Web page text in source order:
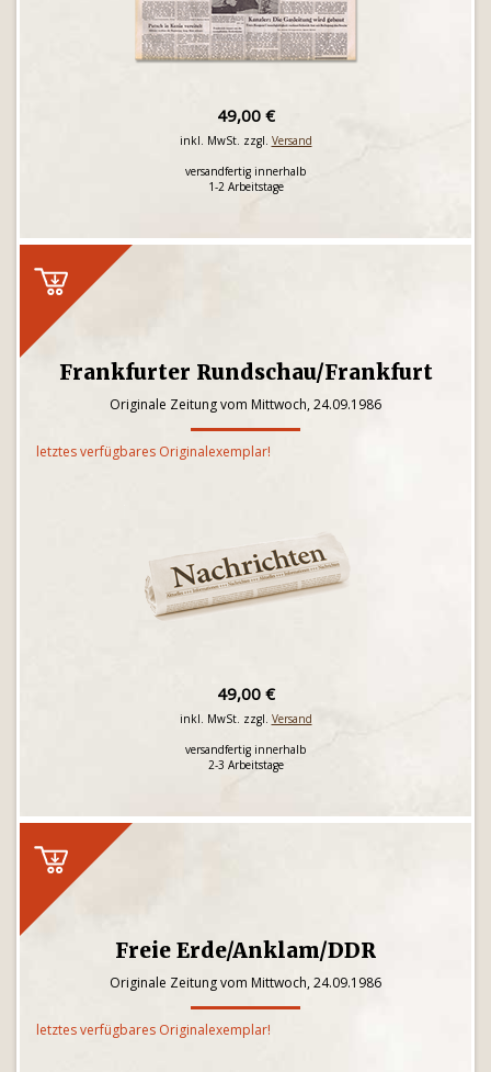
49,00 €
inkl. MwSt. zzgl. Versand
versandfertig innerhalb
1-2 Arbeitstage
Frankfurter Rundschau/Frankfurt
Originale Zeitung vom Mittwoch, 24.09.1986
letztes verfügbares Originalexemplar!
49,00 €
inkl. MwSt. zzgl. Versand
versandfertig innerhalb
2-3 Arbeitstage
Freie Erde/Anklam/DDR
Originale Zeitung vom Mittwoch, 24.09.1986
letztes verfügbares Originalexemplar!